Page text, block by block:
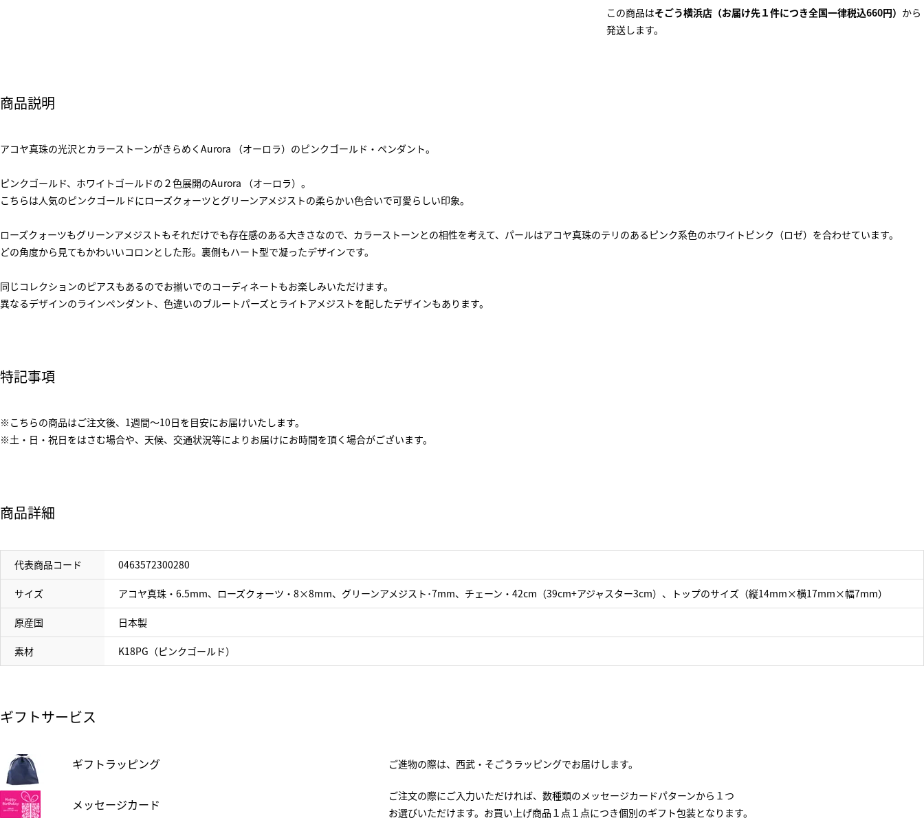
この商品はそごう横浜店（お届け先１件につき全国一律税込660円） から
発送します。
商品説明
アコヤ真珠の光沢とカラーストーンがきらめくAurora （オーロラ）のピンクゴールド・ペンダント。
ピンクゴールド、ホワイトゴールドの２色展開のAurora （オーロラ）。
こちらは人気のピンクゴールドにローズクォーツとグリーンアメジストの柔らかい色合いで可愛らしい印象。
ローズクォーツもグリーンアメジストもそれだけでも存在感のある大きさなので、カラーストーンとの相性を考えて、パールはアコヤ真珠のテリのあるピンク系色のホワイトピンク（ロゼ）を合わせています。
どの角度から見てもかわいいコロンとした形。裏側もハート型で凝ったデザインです。
同じコレクションのピアスもあるのでお揃いでのコーディネートもお楽しみいただけます。
異なるデザインのラインペンダント、色違いのブルートパーズとライトアメジストを配したデザインもあります。
特記事項
※こちらの商品はご注文後、1週間～10日を目安にお届けいたします。
※土・日・祝日をはさむ場合や、天候、交通状況等によりお届けにお時間を頂く場合がございます。
商品詳細
代表商品コード 0463572300280
サイズ アコヤ真珠・6.5mm、ローズクォーツ・8×8mm、グリーンアメジスト･7mm、チェーン・42cm（39cm+アジャスター3cm）、トップのサイズ（縦14mm×横17mm×幅7mm）
原産国 日本製
素材 K18PG（ピンクゴールド）
ギフトサービス
ギフトラッピング ご進物の際は、西武・そごうラッピングでお届けします。
メッセージカード
ご注文の際にご入力いただければ、数種類のメッセージカードパターンから１つ
お選びいただけます。お買い上げ商品１点１点につき個別のギフト包装となります。